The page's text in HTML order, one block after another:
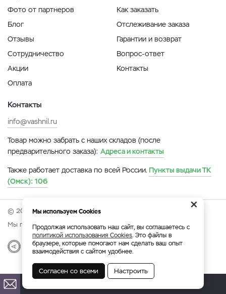
Фото от партнеров
Блог
Отзывы
Сотрудничество
Акции
Оплата
Как заказать
Отслеживание заказа
Гарантии и возврат
Вопрос-ответ
Контакты
Контакты
info@vashnil.ru
Товар можно забрать с наших складов (после
предварительного заказа): Адреса и контакты
Также работает доставка по всей России. Пункты выдачи ТК
(Омск): 106
© 2026 Онлайн-ярмарка ВАСХНиЛ.
Мы принимаем:
Разработка|Веб-аналитика
×
Мы используем Cookies
Продолжая использовать наш сайт, вы соглашаетесь с
политикой использования Cookies. Это файлы в
браузере, которые помогают нам сделать ваш опыт
взаимодействия с сайтом удобнее.
Согласен со всеми Настроить